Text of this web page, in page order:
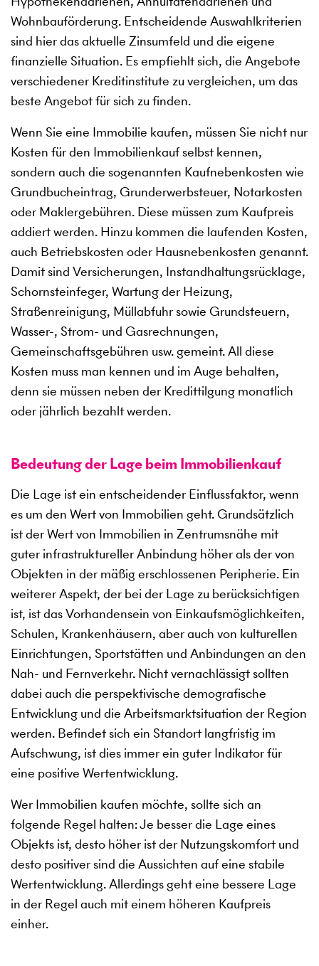
Wohnbauförderung. Entscheidende Auswahlkriterien
sind hier das aktuelle Zinsumfeld und die eigene
finanzielle Situation. Es empfiehlt sich, die Angebote
verschiedener Kreditinstitute zu vergleichen, um das
beste Angebot für sich zu finden.
Wenn Sie eine Immobilie kaufen, müssen Sie nicht nur
Kosten für den Immobilienkauf selbst kennen,
sondern auch die sogenannten Kaufnebenkosten wie
Grundbucheintrag, Grunderwerbsteuer, Notarkosten
oder Maklergebühren. Diese müssen zum Kaufpreis
addiert werden. Hinzu kommen die laufenden Kosten,
auch Betriebskosten oder Hausnebenkosten genannt.
Damit sind Versicherungen, Instandhaltungsrücklage,
Schornsteinfeger, Wartung der Heizung,
Straßenreinigung, Müllabfuhr sowie Grundsteuern,
Wasser-, Strom- und Gasrechnungen,
Gemeinschaftsgebühren usw. gemeint. All diese
Kosten muss man kennen und im Auge behalten,
denn sie müssen neben der Kredittilgung monatlich
oder jährlich bezahlt werden.
Bedeutung der Lage beim Immobilienkauf
Die Lage ist ein entscheidender Einflussfaktor, wenn
es um den Wert von Immobilien geht. Grundsätzlich
ist der Wert von Immobilien in Zentrumsnähe mit
guter infrastruktureller Anbindung höher als der von
Objekten in der mäßig erschlossenen Peripherie. Ein
weiterer Aspekt, der bei der Lage zu berücksichtigen
ist, ist das Vorhandensein von Einkaufsmöglichkeiten,
Schulen, Krankenhäusern, aber auch von kulturellen
Einrichtungen, Sportstätten und Anbindungen an den
Nah- und Fernverkehr. Nicht vernachlässigt sollten
dabei auch die perspektivische demografische
Entwicklung und die Arbeitsmarktsituation der Region
werden. Befindet sich ein Standort langfristig im
Aufschwung, ist dies immer ein guter Indikator für
eine positive Wertentwicklung.
Wer Immobilien kaufen möchte, sollte sich an
folgende Regel halten: Je besser die Lage eines
Objekts ist, desto höher ist der Nutzungskomfort und
desto positiver sind die Aussichten auf eine stabile
Wertentwicklung. Allerdings geht eine bessere Lage
in der Regel auch mit einem höheren Kaufpreis
einher.